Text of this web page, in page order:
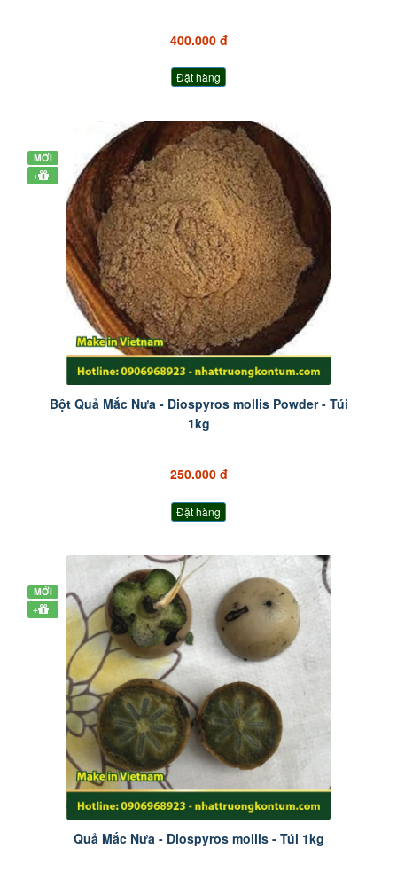
400.000 đ
Đặt hàng
MỚI
+
Bột Quả Mắc Nưa - Diospyros mollis Powder - Túi
1kg
250.000 đ
Đặt hàng
MỚI
+
Quả Mắc Nưa - Diospyros mollis - Túi 1kg